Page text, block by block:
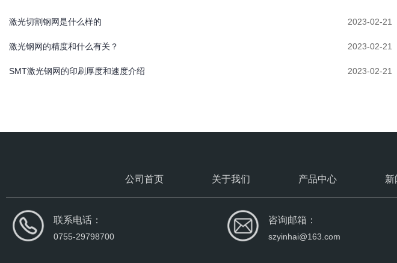
2023-02-21
激光切割钢网是什么样的
2023-02-21
激光钢网的精度和什么有关？
2023-02-21
SMT激光钢网的印刷厚度和速度介绍
公司首页 关于我们 产品中心 新
联系电话：
0755-29798700
咨询邮箱：
szyinhai@163.com